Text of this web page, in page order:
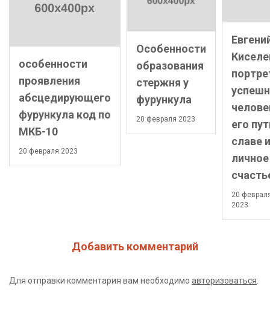
особенности
проявления
абсцедирующего
фурункула код по
МКБ-10
20 февраля 2023
Особенности
образования
стержня у
фурункула
20 февраля 2023
его
славе и
личное
20
2023
Добавить комментарий
Для отправки комментария вам необходимо авторизоваться